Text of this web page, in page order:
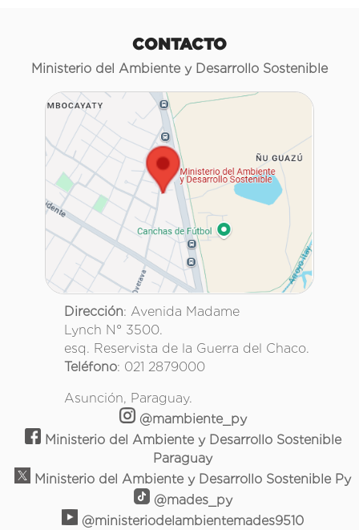
CONTACTO
Ministerio del Ambiente y Desarrollo Sostenible
Dirección: Avenida Madame
Lynch N° 3500.
esq. Reservista de la Guerra del Chaco.
Teléfono: 021 2879000
Asunción, Paraguay.
@mambiente_py
Ministerio del Ambiente y Desarrollo Sostenible
Paraguay
Ministerio del Ambiente y Desarrollo Sostenible Py
@mades_py
@ministeriodelambientemades9510